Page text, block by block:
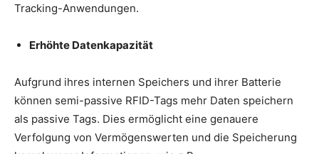
Tracking-Anwendungen.
Erhöhte Datenkapazität
Aufgrund ihres internen Speichers und ihrer Batterie
können semi-passive RFID-Tags mehr Daten speichern
als passive Tags. Dies ermöglicht eine genauere
Verfolgung von Vermögenswerten und die Speicherung